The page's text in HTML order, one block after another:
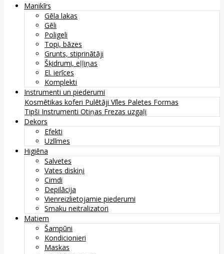
Manikīrs
Gēla lakas
Gēli
Poligeli
Topi, bāzes
Grunts, stiprinātāji
Šķidrumi, eļļiņas
El. ierīces
Komplekti
Instrumenti un piederumi
Kosmētikas koferi Pulētāji Vīles Paletes Formas
Tipši Instrumenti Otiņas Frezas uzgaļi
Dekors
Efekti
Uzlīmes
Higiēna
Salvetes
Vates diskiņi
Cimdi
Depilācija
Vienreizlietojamie piederumi
Smaku neitralizatori
Matiem
Šampūni
Kondicionieri
Maskas